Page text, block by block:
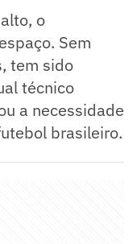
o
Sem
tem sido
técnico
a necessidade
brasileiro.